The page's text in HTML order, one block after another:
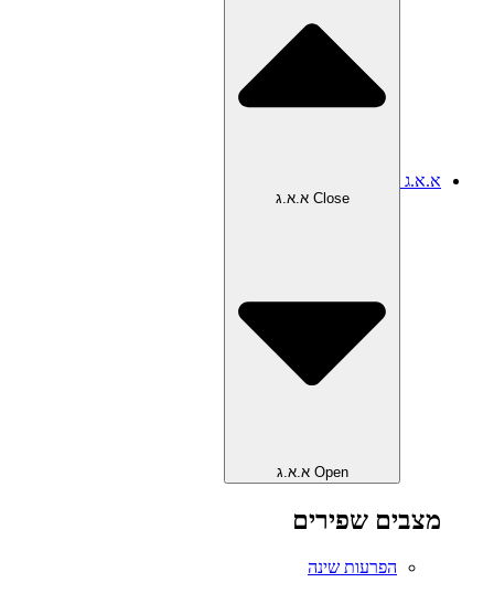
א.א.ג
Close א.א.ג
Open א.א.ג
מצבים שפירים
הפרעות שינה